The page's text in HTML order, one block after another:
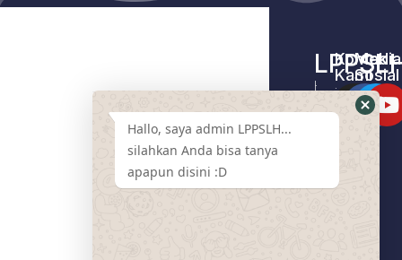
Home –
LPPSLH
Pendamping
Kontak
Kami
Tentang
Kami
Media
Sosial
Hallo, saya admin LPPSLH...
silahkan Anda bisa tanya
apapun disini :D